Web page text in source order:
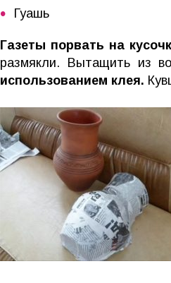
Гуашь
Газеты порвать на
размякли. Вытащить из
использованием клея.